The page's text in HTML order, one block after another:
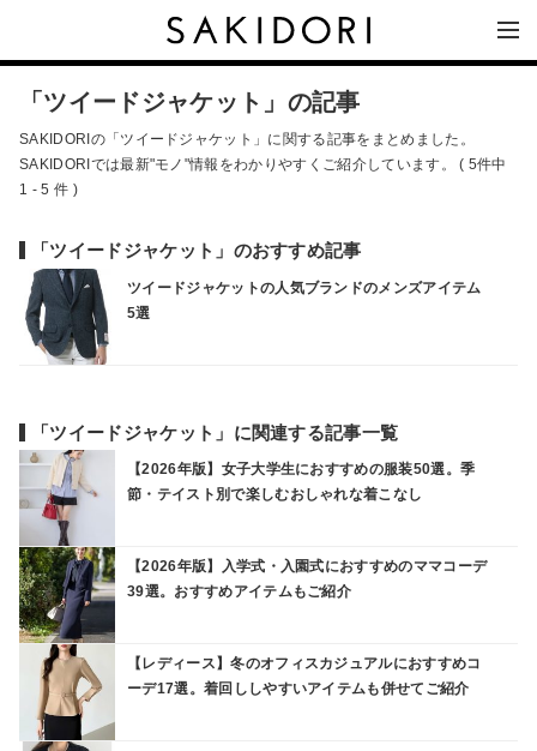
「ツイードジャケット」の記事
SAKIDORIの「ツイードジャケット」に関する記事をまとめました。
SAKIDORIでは最新"モノ"情報をわかりやすくご紹介しています。 ( 5件中
1 - 5 件 )
「ツイードジャケット」のおすすめ記事
ツイードジャケットの人気ブランドのメンズアイテム
5選
「ツイードジャケット」に関連する記事一覧
【2026年版】女子大学生におすすめの服装50選。季
節・テイスト別で楽しむおしゃれな着こなし
【2026年版】入学式・入園式におすすめのママコーデ
39選。おすすめアイテムもご紹介
【レディース】冬のオフィスカジュアルにおすすめコ
ーデ17選。着回ししやすいアイテムも併せてご紹介